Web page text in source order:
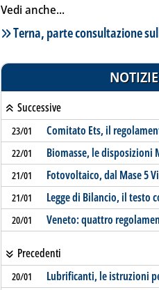
Vedi anche...
Lista notizie correlate
Terna, parte consultazione
Successive
23/01 Comitato Ets, il
22/01 Biomasse, le disposizioni
21/01 Fotovoltaico, dal Mase 5
21/01 Legge di Bilancio, il testo
20/01 Veneto: quattro
Precedenti
20/01 Lubrificanti, le istruzioni